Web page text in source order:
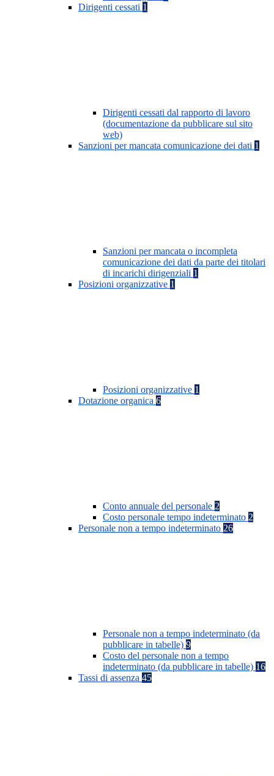
Dirigenti cessati 1
Dirigenti cessati dal rapporto di lavoro
(documentazione da pubblicare sul sito
web)
Sanzioni per mancata comunicazione dei dati 1
Sanzioni per mancata o incompleta
comunicazione dei dati da parte dei titolari
di incarichi dirigenziali 1
Posizioni organizzative 1
Posizioni organizzative 1
Dotazione organica 6
Conto annuale del personale 2
Costo personale tempo indeterminato 2
Personale non a tempo indeterminato 26
Personale non a tempo indeterminato (da
pubblicare in tabelle) 9
Costo del personale non a tempo
indeterminato (da pubblicare in tabelle) 16
Tassi di assenza 45